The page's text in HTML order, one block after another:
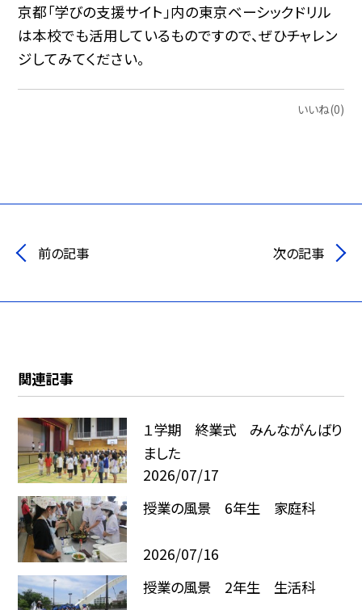
京都「学びの支援サイト」内の東京ベーシックドリル
は本校でも活用しているものですので、ぜひチャレン
ジしてみてください。
いいね(0)
前の記事 次の記事
関連記事
１学期 終業式 みんながんばり
ました
2026/07/17
授業の風景 6年生 家庭科
2026/07/16
授業の風景 2年生 生活科